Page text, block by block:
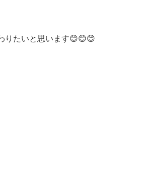
りたいと思います😊😊😊